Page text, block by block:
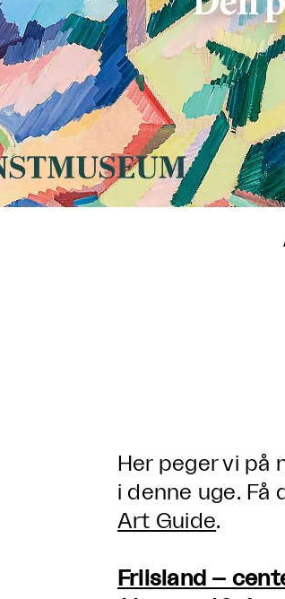
Her peger vi på
i denne uge. Få
Art Guide.
Friisland –